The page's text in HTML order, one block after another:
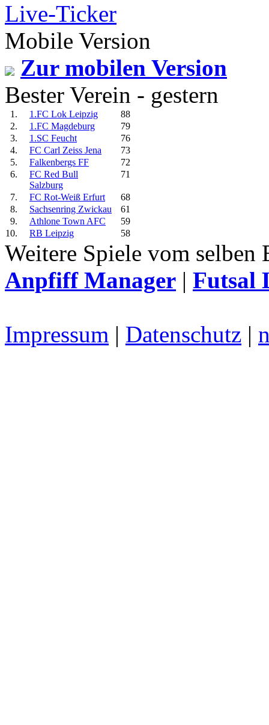
Live-Ticker
Mobile Version
Zur mobilen Version
Bester Verein - gestern
1. 1.FC Lok Leipzig
88
2.
1.FC Magdeburg
79
3.
1.SC Feucht
76
4.
FC Carl Zeiss Jena
73
5.
Falkenbergs FF
72
6.
FC Red Bull
Salzburg
71
7. FC Rot-Weiß Erfurt
68
8.
Sachsenring Zwickau
61
9.
Athlone Town AFC
59
10.
RB Leipzig 58
Weitere Spiele vom
Anpfiff Manager | Futsal
Impressum | Datenschutz |